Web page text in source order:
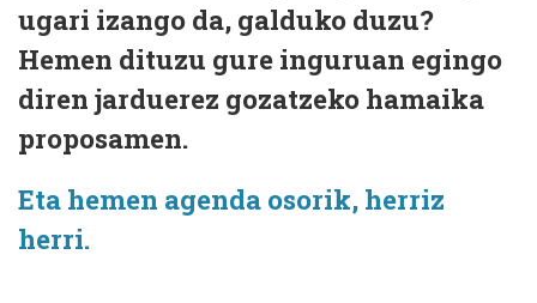
ugari izango da, galduko duzu?
Hemen dituzu gure inguruan egingo
diren jarduerez gozatzeko hamaika
proposamen.
Eta hemen agenda osorik, herriz
herri.